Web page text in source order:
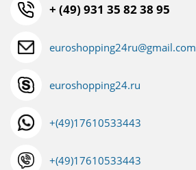
+ (49) 931 35 82 38 95
euroshopping24ru@gmail.com
euroshopping24.ru
+(49)17610533443
+(49)17610533443